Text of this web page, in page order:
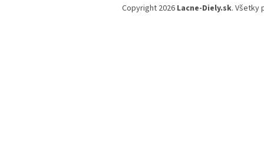
Copyright 2026 Lacne-Diely.sk. Všetky